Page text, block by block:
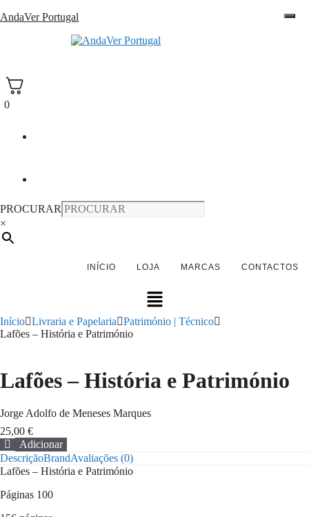
Saltar
AndaVer Portugal
0
PROCURAR
×
INÍCIO LOJA MARCAS CONTACTOS
Menu
Início Livraria e Papelaria
Património | Técnico
Lafões – História e Património
Lafões – História e Património
Jorge Adolfo de Meneses Marques
25,00 €
Quantidade
de
Lafões
História
e
Adicionar
DescriçãoBrandAvaliações (0)
Lafões – História e Património
Páginas 100